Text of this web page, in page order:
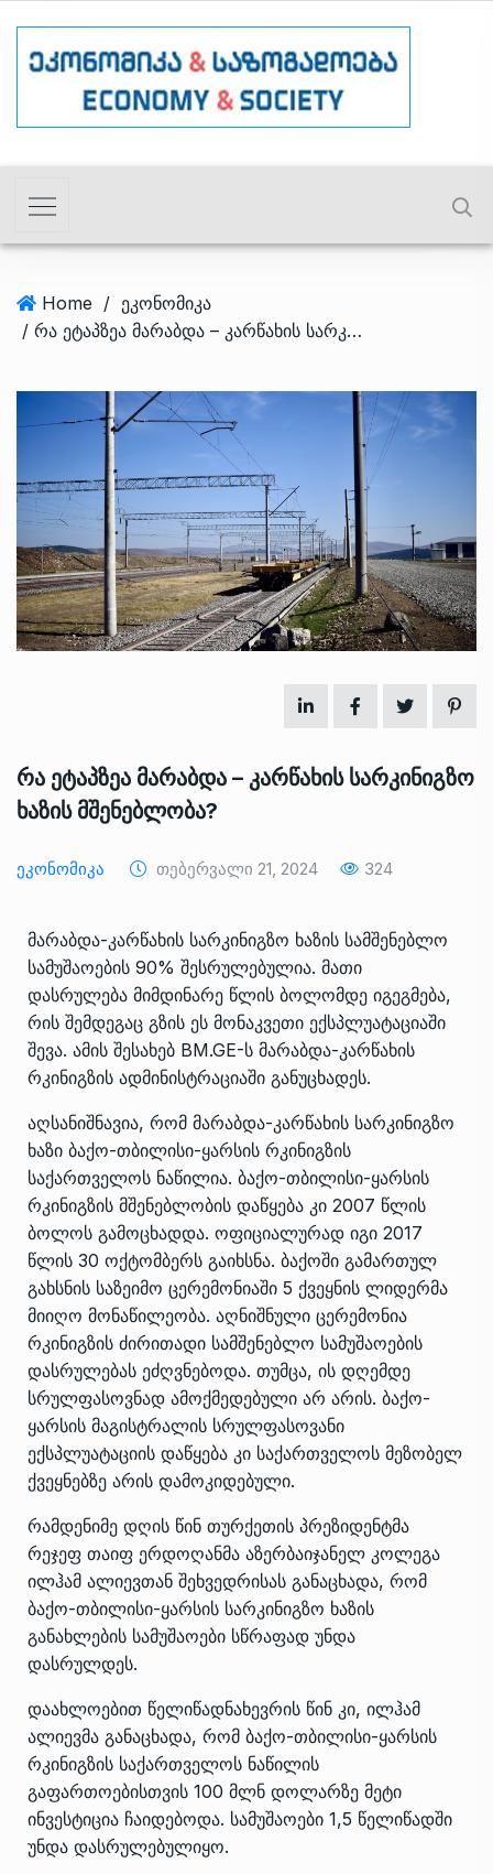
Home / ეკონომიკა
/ რა ეტაპზეა მარაბდა – კარწახის სარკინიგზო ხაზის მშენებლობა?
რა ეტაპზეა მარაბდა – კარწახის სარკინიგზო
ხაზის მშენებლობა?
Ეკონომიკა Თებერვალი 21, 2024 324
მარაბდა-კარწახის სარკინიგზო ხაზის სამშენებლო
სამუშაოების 90% შესრულებულია. მათი
დასრულება მიმდინარე წლის ბოლომდე იგეგმება,
რის შემდეგაც გზის ეს მონაკვეთი ექსპლუატაციაში
შევა. ამის შესახებ BM.GE-ს მარაბდა-კარწახის
რკინიგზის ადმინისტრაციაში განუცხადეს.
აღსანიშნავია, რომ მარაბდა-კარწახის სარკინიგზო
ხაზი ბაქო-თბილისი-ყარსის რკინიგზის
საქართველოს ნაწილია. ბაქო-თბილისი-ყარსის
რკინიგზის მშენებლობის დაწყება კი 2007 წლის
ბოლოს გამოცხადდა. ოფიციალურად იგი 2017
წლის 30 ოქტომბერს გაიხსნა. ბაქოში გამართულ
გახსნის საზეიმო ცერემონიაში 5 ქვეყნის ლიდერმა
მიიღო მონაწილეობა. აღნიშნული ცერემონია
რკინიგზის ძირითადი სამშენებლო სამუშაოების
დასრულებას ეძღვნებოდა. თუმცა, ის დღემდე
სრულფასოვნად ამოქმედებული არ არის. ბაქო-
ყარსის მაგისტრალის სრულფასოვანი
ექსპლუატაციის დაწყება კი საქართველოს მეზობელ
ქვეყნებზე არის დამოკიდებული.
რამდენიმე დღის წინ თურქეთის პრეზიდენტმა
რეჯეფ თაიფ ერდოღანმა აზერბაიჯანელ კოლეგა
ილჰამ ალიევთან შეხვედრისას განაცხადა, რომ
ბაქო-თბილისი-ყარსის სარკინიგზო ხაზის
განახლების სამუშაოები სწრაფად უნდა
დასრულდეს.
დაახლოებით წელიწადნახევრის წინ კი, ილჰამ
ალიევმა განაცხადა, რომ ბაქო-თბილისი-ყარსის
რკინიგზის საქართველოს ნაწილის
გაფართოებისთვის 100 მლნ დოლარზე მეტი
ინვესტიცია ჩაიდებოდა. სამუშაოები 1,5 წელიწადში
უნდა დასრულებულიყო.